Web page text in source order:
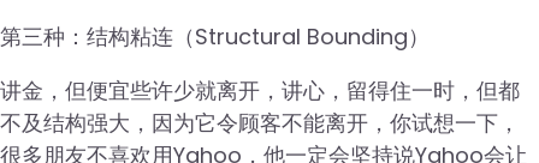
第三种：结构粘连（Structural Bounding）
讲金，但便宜些许少就离开，讲心，留得住一时，但都
不及结构强大，因为它令顾客不能离开，你试想一下，
很多朋友不喜欢用Yahoo，他一定会坚持说Yahoo会让